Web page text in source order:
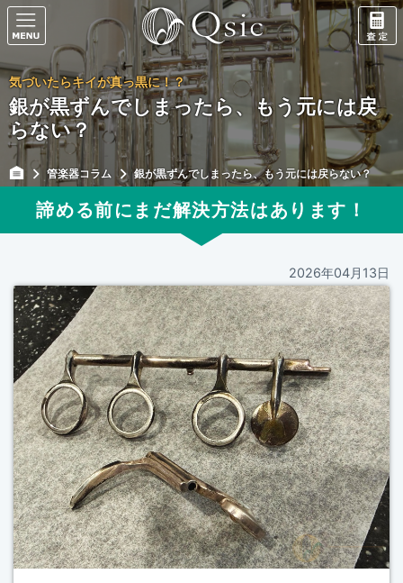
気づいたらキイが真っ黒に！？
銀が黒ずんでしまったら、もう元には戻
らない？
管楽器コラム 銀が黒ずんでしまったら、もう元には戻らない？
諦める前にまだ解決方法はあります！
2026年04月13日